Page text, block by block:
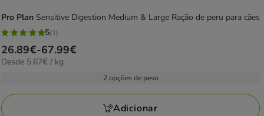
Pro Plan Sensitive Digestion Medium & Large Ração de peru para cães
5
estrelas
com
avaliações
5(1)
Preço
de
67.99€
26.89€-67.99€
5.67€
Desde 5.67€ / kg
2 opções de peso
Adicionar